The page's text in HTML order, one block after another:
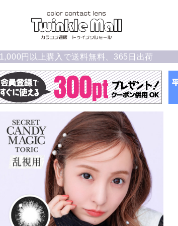
1,000円以上購入で送料無料、365日出荷